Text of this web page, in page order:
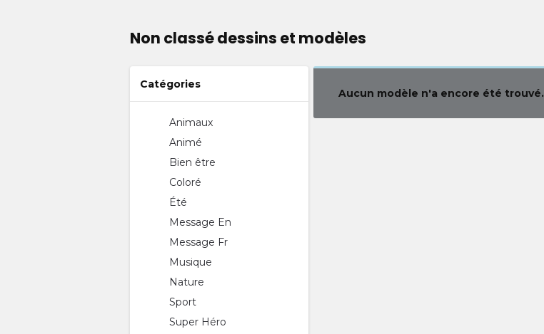
Non classé dessins et modèles
Catégories
Animaux
Animé
Bien être
Coloré
Été
Message En
Message Fr
Musique
Nature
Sport
Super Héro
Aucun modèle n'a encore été trouvé.